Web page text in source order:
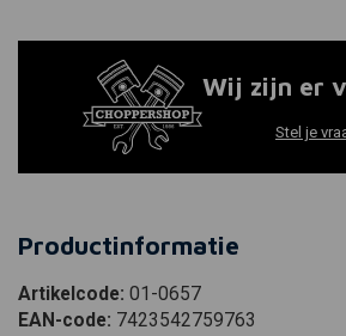
Wij zijn er
Stel je
Productinformatie
Artikelcode: 01-0657
EAN-code: 7423542759763